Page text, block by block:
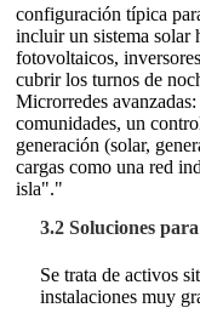
configuración típica
incluir un sistema solar
fotovoltaicos,
cubrir los turnos de
Microrredes
comunidades, un
generación (solar,
cargas como una red
isla"."
3.2 Soluciones
Se trata de activos
instalaciones muy